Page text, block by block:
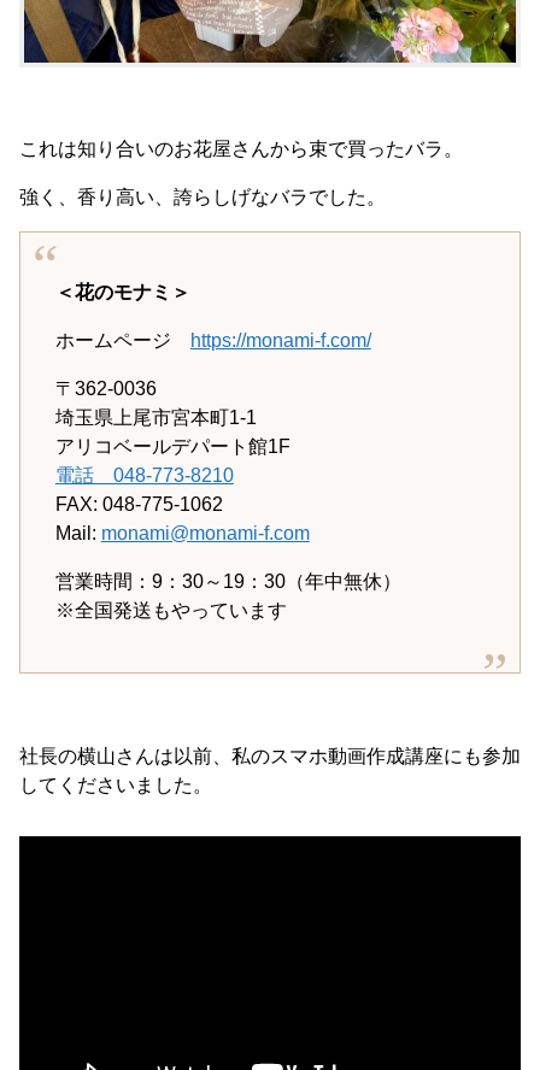
これは知り合いのお花屋さんから束で買ったバラ。
強く、香り高い、誇らしげなバラでした。
＜花のモナミ＞
ホームページ https://monami-f.com/
〒362-0036
埼玉県上尾市宮本町1-1
アリコベールデパート館1F
電話 048-773-8210
FAX: 048-775-1062
Mail: monami@monami-f.com
営業時間：9：30～19：30（年中無休）
※全国発送もやっています
社長の横山さんは以前、私のスマホ動画作成講座にも参加
してくださいました。